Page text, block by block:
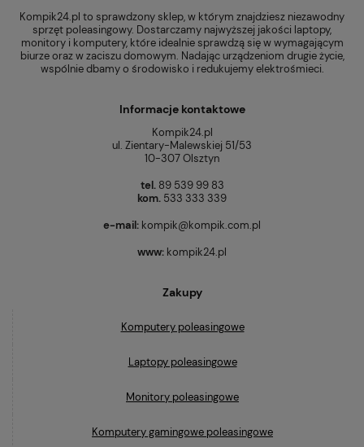
Kompik24.pl to sprawdzony sklep, w którym znajdziesz niezawodny
sprzęt poleasingowy. Dostarczamy najwyższej jakości laptopy,
monitory i komputery, które idealnie sprawdzą się w wymagającym
biurze oraz w zaciszu domowym. Nadając urządzeniom drugie życie,
wspólnie dbamy o środowisko i redukujemy elektrośmieci.
Informacje kontaktowe
Kompik24.pl
ul. Zientary-Malewskiej 51/53
10-307 Olsztyn
tel. 89 539 99 83
kom. 533 333 339
e-mail: kompik@kompik.com.pl
www: kompik24.pl
Zakupy
Komputery poleasingowe
Laptopy poleasingowe
Monitory poleasingowe
Komputery gamingowe poleasingowe